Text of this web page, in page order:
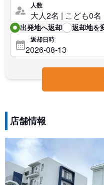
人数
出発地へ返却 返却地を
返却日時
店舗情報